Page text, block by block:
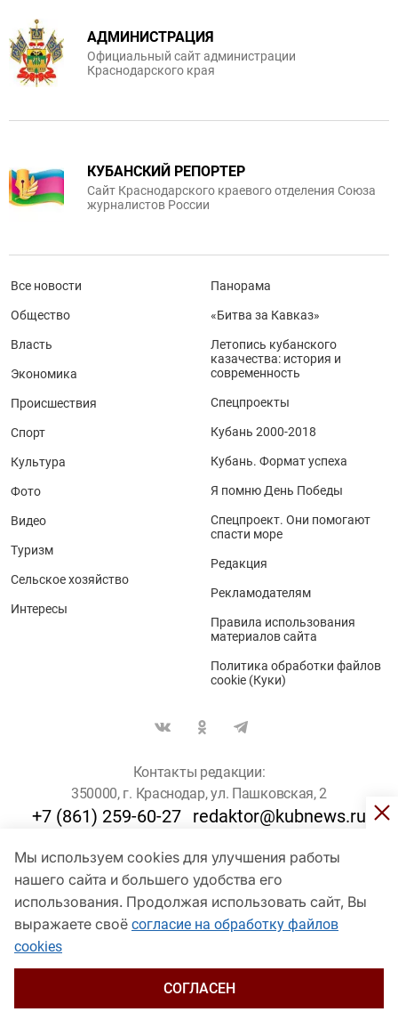
Мы используем cookies для улучшения работы
нашего сайта и большего удобства его
использования. Продолжая использовать сайт, Вы
выражаете своё согласие на обработку файлов
cookies
СОГЛАСЕН
АДМИНИСТРАЦИЯ
Официальный сайт администрации
Краснодарского края
КУБАНСКИЙ РЕПОРТЕР
Сайт Краснодарского краевого отделения Союза
журналистов России
Все новости
Общество
Власть
Экономика
Происшествия
Спорт
Культура
Фото
Видео
Туризм
Сельское хозяйство
Интересы
Панорама
«Битва за Кавказ»
Летопись кубанского
казачества: история и
современность
Спецпроекты
Кубань 2000-2018
Кубань. Формат успеха
Я помню День Победы
Спецпроект. Они помогают
спасти море
Редакция
Рекламодателям
Правила использования
материалов сайта
Политика обработки файлов
cookie (Куки)
Контакты редакции:
350000, г. Краснодар, ул. Пашковская, 2
+7 (861) 259-60-27 redaktor@kubnews.ru
Для пользователей старше 16 лет
© Кубанские Новости, 2017
Сетевое издание «kubnews» зарегистрировано Федеральной
службой по надзору в сфере связи, информационных технологий
и массовых коммуникаций (Роскомнадзор). Регистрационный
Пашковская, 2). Главный редактор – Филиппов О. Ю.